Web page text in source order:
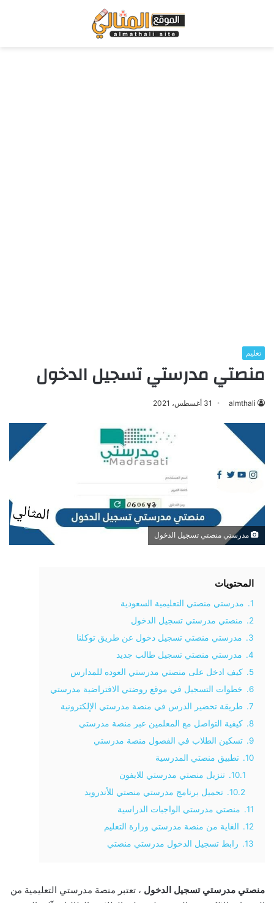
تعليم
منصتي مدرستي تسجيل الدخول
almthali 31 أغسطس، 2021
مدرستي منصتي تسجيل الدخول
المحتويات
1.
مدرستي منصتي التعليمية السعودية
2.
منصتي مدرستي تسجيل الدخول
3.
مدرستي منصتي تسجيل دخول عن طريق توكلنا
4.
مدرستي منصتي تسجيل طالب جديد
5.
كيف ادخل على منصتي مدرستي العوده للمدارس
6.
خطوات التسجيل في موقع روضتي الافتراضية مدرستي
7.
طريقة تحضير الدرس في منصة مدرستي الإلكترونية
8.
كيفية التواصل مع المعلمين عبر منصة مدرستي
9.
تسكين الطلاب في الفصول منصة مدرستي
10.
تطبيق منصتي المدرسية
10.1.
تنزيل منصتي مدرستي للايفون
10.2.
تحميل برنامج مدرستي منصتي للأندرويد
11.
منصتي مدرستي الواجبات الدراسية
12.
الغاية من منصة مدرستي وزارة التعليم
13.
رابط تسجيل الدخول مدرستي منصتي
منصتي مدرستي تسجيل الدخول ، تعتبر منصة مدرستي التعليمية من